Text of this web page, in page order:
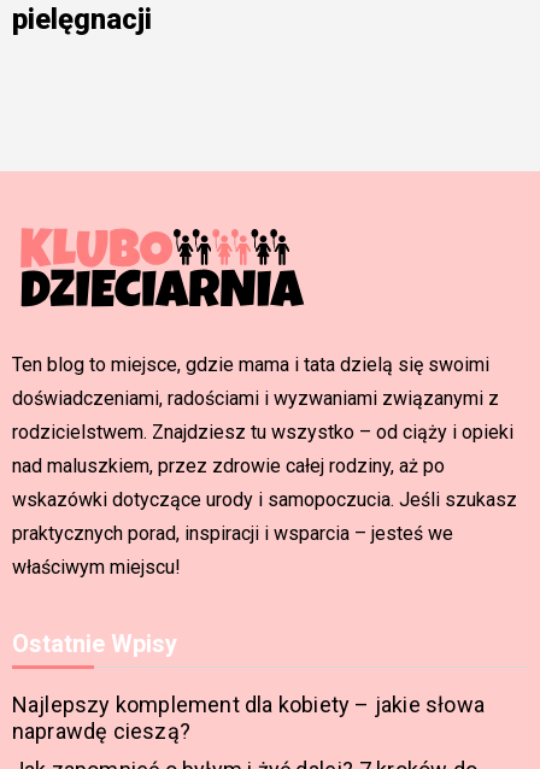
pielęgnacji
Ten blog to miejsce, gdzie mama i tata dzielą się swoimi
doświadczeniami, radościami i wyzwaniami związanymi z
rodzicielstwem. Znajdziesz tu wszystko – od ciąży i opieki
nad maluszkiem, przez zdrowie całej rodziny, aż po
wskazówki dotyczące urody i samopoczucia. Jeśli szukasz
praktycznych porad, inspiracji i wsparcia – jesteś we
właściwym miejscu!
Ostatnie Wpisy
Najlepszy komplement dla kobiety – jakie słowa
naprawdę cieszą?